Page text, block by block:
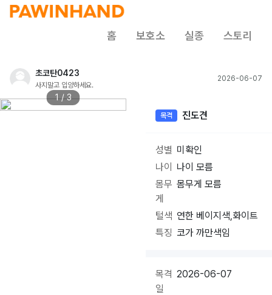
홈 보호소 실종 스토리
초코탄0423
사지말고 입양하세요.
2026-06-07
1 / 3
목격 진도견
성별 미확인
나이
나이 모름
몸무
게
몸무게 모름
털색 연한 베이지색,화이트
특징 코가 까만색임
목격
일
2026-06-07